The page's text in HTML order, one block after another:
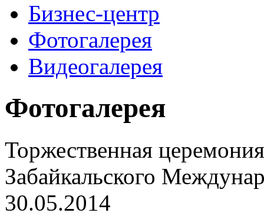
Бизнес-центр
Фотогалерея
Видеогалерея
Фотогалерея
Торжественная
Забайкальского
30.05.2014